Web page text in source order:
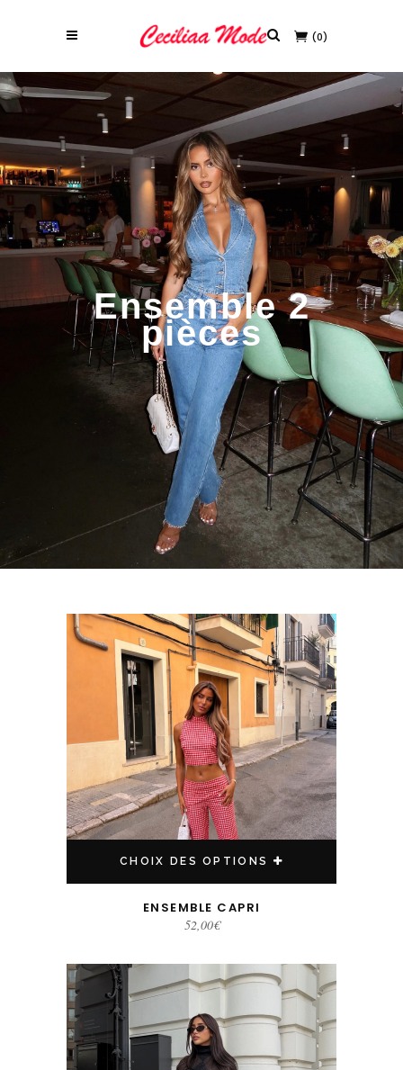
(0)
Ensemble 2
pièces
CHOIX DES OPTIONS
Ce produit a plusieurs variations. Les options peuvent être choisies sur la page du produit
ENSEMBLE CAPRI
52,00€
Ce produit a plusieurs variations. Les options peuvent être choisies sur la page du produit